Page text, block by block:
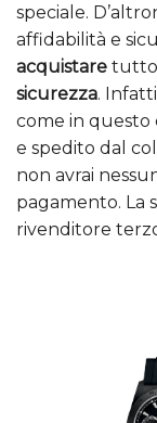
speciale.
affidabilità e
acquistare tutto
sicurezza.
come in questo
e spedito dal
non avrai
pagamento. La
rivenditore